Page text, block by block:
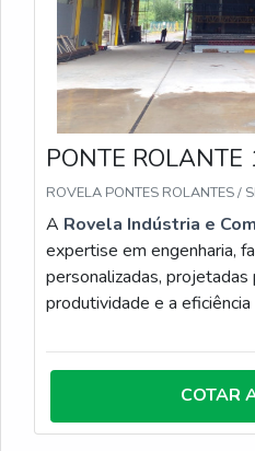
PONTE
ROVELA PONTES ROLANTES /
A Rovela Indústria e
expertise em engenharia,
personalizadas, projetadas
produtividade e a
configurações apoiadas,
nossas estruturas são
carga e o layout,
de grandes volumes e
COTAR